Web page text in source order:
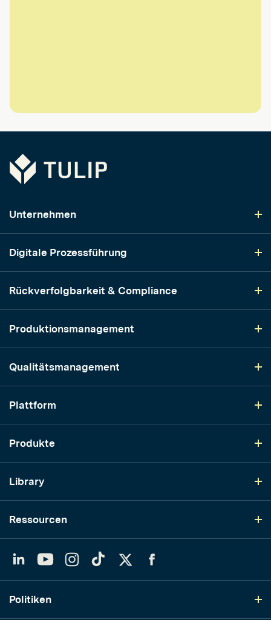
Tulip
Unternehmen
Digitale Prozessführung
Rückverfolgbarkeit & Compliance
Produktionsmanagement
Qualitätsmanagement
Plattform
Produkte
Library
Ressourcen
YouTubeInstagram
TikTok
Politiken